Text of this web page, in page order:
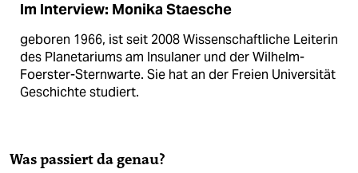
Im Interview: Monika Staesche
geboren 1966, ist seit 2008 Wissenschaftliche Leiterin
des Planetariums am Insulaner und der Wilhelm-
Foerster-Sternwarte. Sie hat an der Freien Universität
Geschichte studiert.
Was passiert da genau?